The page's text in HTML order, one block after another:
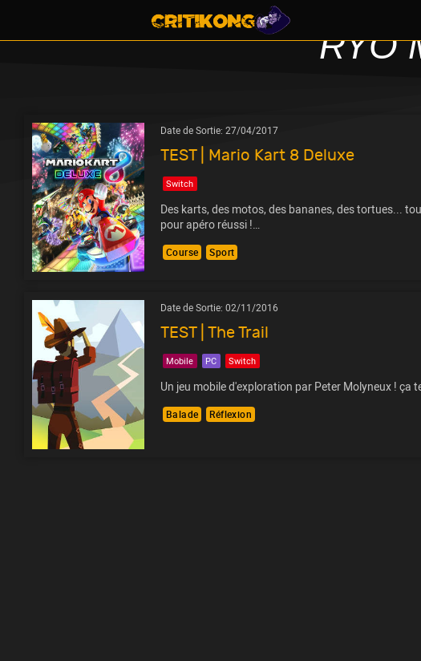
RYO
Date de Sortie: 27/04/2017
TEST | Mario Kart 8 Deluxe
Switch
Des karts, des motos, des bananes, des tortues...
pour apéro réussi !…
Course Sport
Date de Sortie: 02/11/2016
TEST | The Trail
Mobile PC Switch
Un jeu mobile d'exploration par Peter Molyneux ! ça
Balade Réflexion